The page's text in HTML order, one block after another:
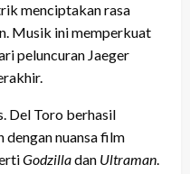
menciptakan rasa
Musik ini memperkuat
peluncuran Jaeger
Del Toro berhasil
dengan nuansa film
Godzilladan Ultraman.